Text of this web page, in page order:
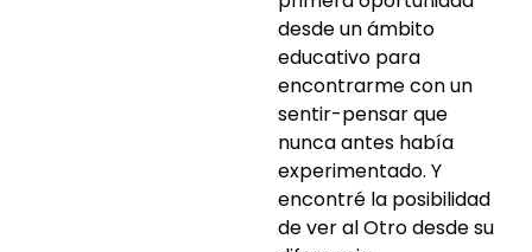
desde un ámbito
educativo para
encontrarme con un
sentir-pensar que
nunca antes había
experimentado. Y
encontré la posibilidad
de ver al Otro desde su